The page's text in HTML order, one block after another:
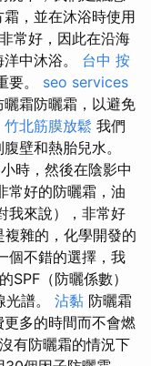
，並在沐浴時使用
常好，因此在沿海
中沐浴。 台中 按
要。 seo services
霜防曬霜，以避免
竹北筋膜放鬆 我們
壁和熱胎兒水。
時，然後在陰影中
常好的防曬霜，油
我來說），非常好
雜的，化學開發的
個不錯的選擇，我
SPF（防曬係數）
譜。 沾黏 防曬霜
多的時間而不會燃
有防曬霜的情況下